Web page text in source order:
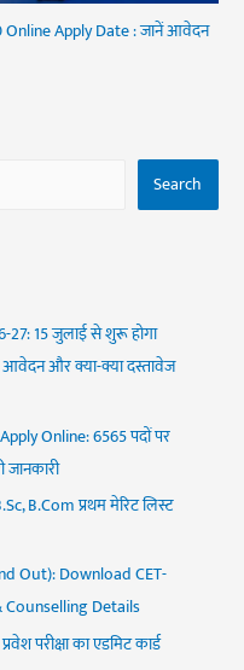
Apply Date : जानें आवेदन
Search
15 जुलाई से शुरू होगा
और क्या-क्या दस्तावेज
Online: 6565 पदों पर
B.Com प्रथम मेरिट लिस्ट
Out): Download CET-
Counselling Details
परीक्षा का एडमिट कार्ड